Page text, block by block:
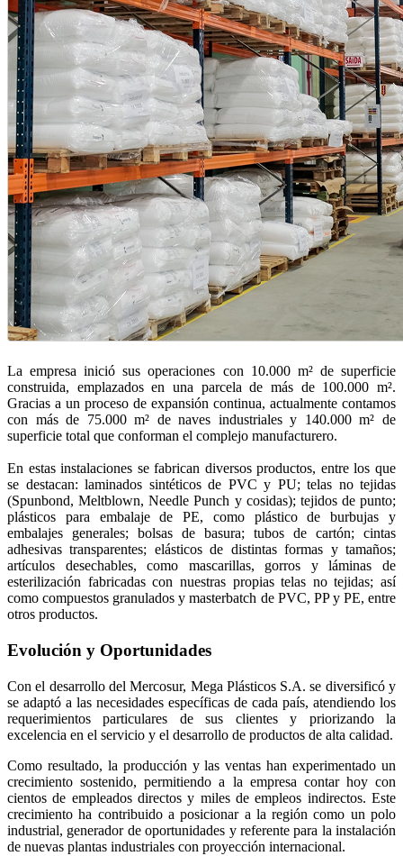
La empresa inició sus operaciones con 10.000 m² de superficie
construida, emplazados en una parcela de más de 100.000 m².
Gracias a un proceso de expansión continua, actualmente contamos
con más de 75.000 m² de naves industriales y 140.000 m² de
superficie total que conforman el complejo manufacturero.
En estas instalaciones se fabrican diversos productos, entre los que
se destacan: laminados sintéticos de PVC y PU; telas no tejidas
(Spunbond, Meltblown, Needle Punch y cosidas); tejidos de punto;
plásticos para embalaje de PE, como plástico de burbujas y
embalajes generales; bolsas de basura; tubos de cartón; cintas
adhesivas transparentes; elásticos de distintas formas y tamaños;
artículos desechables, como mascarillas, gorros y láminas de
esterilización fabricadas con nuestras propias telas no tejidas; así
como compuestos granulados y masterbatch de PVC, PP y PE, entre
otros productos.
Evolución y Oportunidades
Con el desarrollo del Mercosur, Mega Plásticos S.A. se diversificó y
se adaptó a las necesidades específicas de cada país, atendiendo los
requerimientos particulares de sus clientes y priorizando la
excelencia en el servicio y el desarrollo de productos de alta calidad.
Como resultado, la producción y las ventas han experimentado un
crecimiento sostenido, permitiendo a la empresa contar hoy con
cientos de empleados directos y miles de empleos indirectos. Este
crecimiento ha contribuido a posicionar a la región como un polo
industrial, generador de oportunidades y referente para la instalación
de nuevas plantas industriales con proyección internacional.